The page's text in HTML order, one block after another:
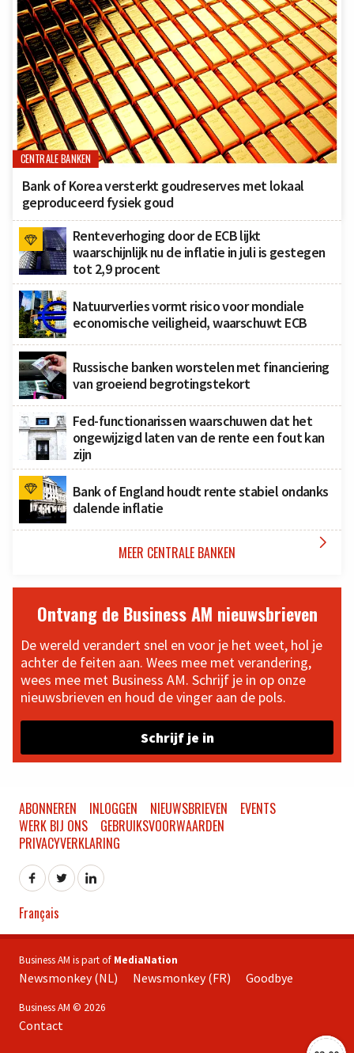
CENTRALE BANKEN
Bank of Korea versterkt goudreserves met lokaal
geproduceerd fysiek goud
Renteverhoging door de ECB lijkt
waarschijnlijk nu de inflatie in juli is gestegen
tot 2,9 procent
Natuurverlies vormt risico voor mondiale
economische veiligheid, waarschuwt ECB
Russische banken worstelen met financiering
van groeiend begrotingstekort
Fed-functionarissen waarschuwen dat het
ongewijzigd laten van de rente een fout kan
zijn
Bank of England houdt rente stabiel ondanks
dalende inflatie
MEER CENTRALE BANKEN 
Ontvang de Business AM nieuwsbrieven
De wereld verandert snel en voor je het weet, hol je
achter de feiten aan. Wees mee met verandering,
wees mee met Business AM. Schrijf je in op onze
nieuwsbrieven en houd de vinger aan de pols.
Schrijf je in
ABONNEREN INLOGGEN NIEUWSBRIEVEN
EVENTS
WERK BIJ ONS
GEBRUIKSVOORWAARDEN
PRIVACYVERKLARING
Français
Business AM is part of MediaNation
Newsmonkey (NL) Newsmonkey (FR) Goodbye
Business AM © 2026
Contact